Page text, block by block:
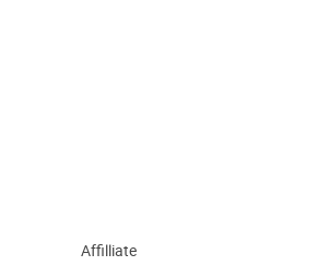
Affilliate